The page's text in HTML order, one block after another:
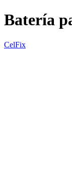
Batería
CelFix